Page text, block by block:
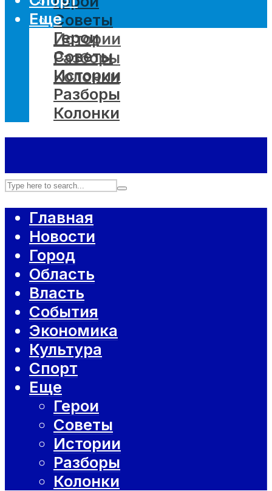
Советы
Истории
Разборы
Колонки
Еще
Герои
Советы
Истории
Разборы
Колонки
Главная
Новости
Город
Область
Власть
События
Экономика
Культура
Спорт
Еще
Герои
Советы
Истории
Разборы
Колонки